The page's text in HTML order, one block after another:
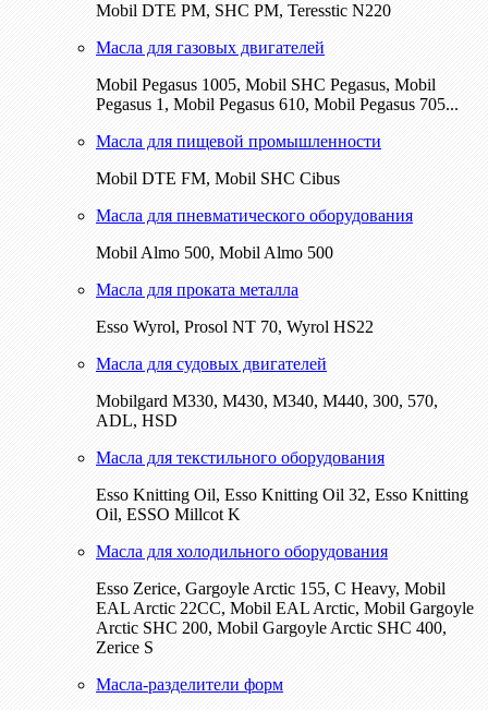
Mobil DTE РМ, SHC PM, Teresstic N220
Масла для газовых двигателей
Mobil Pegasus 1005, Mobil SHC Pegasus, Mobil
Pegasus 1, Mobil Pegasus 610, Mobil Pegasus 705...
Масла для пищевой промышленности
Mobil DTE FM, Mobil SHC Cibus
Масла для пневматического оборудования
Mobil Almo 500, Mobil Almo 500
Масла для проката металла
Esso Wyrol, Prosol NT 70, Wyrol HS22
Масла для судовых двигателей
Mobilgard M330, M430, M340, M440, 300, 570,
ADL, HSD
Масла для текстильного оборудования
Esso Knitting Oil, Esso Knitting Oil 32, Esso Knitting
Oil, ESSO Millcot K
Масла для холодильного оборудования
Esso Zerice, Gargoyle Arctic 155, С Heavy, Mobil
EAL Arctic 22CC, Mobil EAL Arctic, Mobil Gargoyle
Arctic SHC 200, Mobil Gargoyle Arctic SHC 400,
Zerice S
Масла-разделители форм